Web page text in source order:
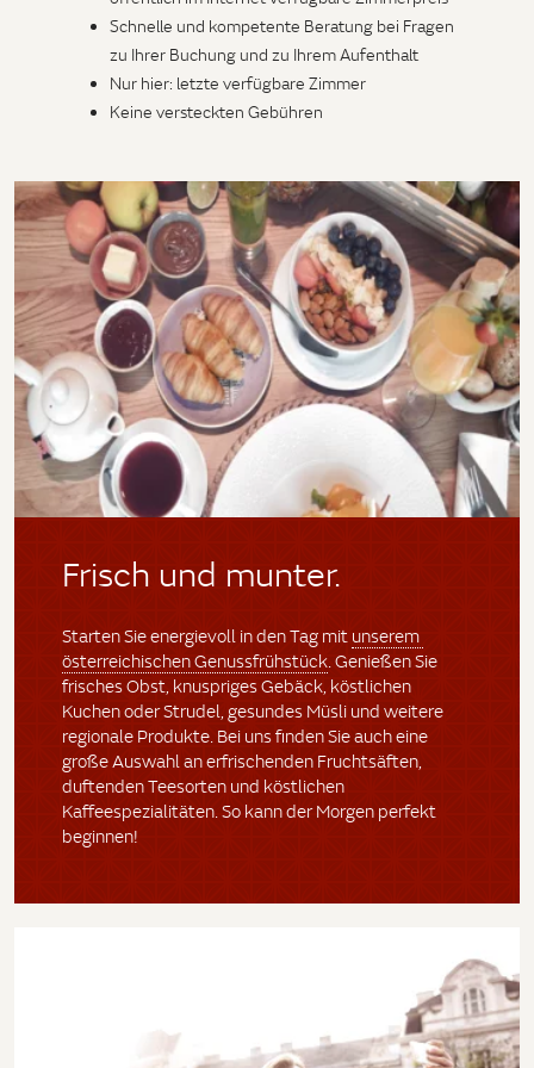
Schnelle und kompetente Beratung bei Fragen
zu Ihrer Buchung und zu Ihrem Aufenthalt
Nur hier: letzte verfügbare Zimmer
Keine versteckten Gebühren
Frisch und munter.
Starten Sie energievoll in den Tag mit unserem
österreichischen Genussfrühstück. Genießen Sie
frisches Obst, knuspriges Gebäck, köstlichen
Kuchen oder Strudel, gesundes Müsli und weitere
regionale Produkte. Bei uns finden Sie auch eine
große Auswahl an erfrischenden Fruchtsäften,
duftenden Teesorten und köstlichen
Kaffeespezialitäten. So kann der Morgen perfekt
beginnen!